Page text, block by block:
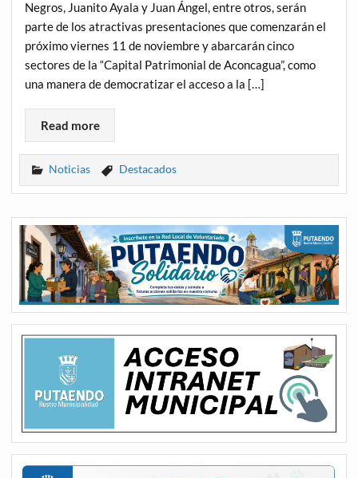
Negros, Juanito Ayala y Juan Ángel, entre otros, serán
parte de los atractivas presentaciones que comenzarán el
próximo viernes 11 de noviembre y abarcarán cinco
sectores de la “Capital Patrimonial de Aconcagua”, como
una manera de democratizar el acceso a la […]
Read more
Noticias Destacados